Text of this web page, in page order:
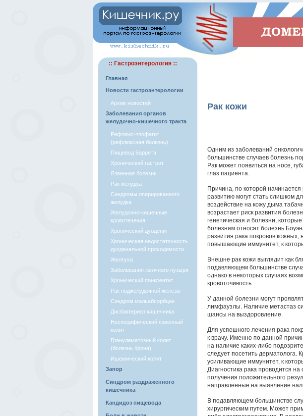
:: Гастроэнтерология ::
Главная
Новости гастроэнтерологии
Архив новостей
Заболевания органов
желудочно-кишечного тракта
Рефлюкс-эзофагит
(рефлюксная болезнь)
Пищевод Баррета
Хронический гастрит
Язвенная болезнь
Рак желудка
Синдромы оперированного
желудка
Желудочно-кишечные
кровотечения
Хронический дуоденит
Хроническая недостаточность
дуоденальной проходимости
Желтуха
Заболевания желчного пузыря
Хронический панкреатит
Рак поджелудочной железы
Синдром мальабсорбции
Дисбактериоз кишечника
Неспецифический язвенный
колит
Гранулематозный колит
(болезнь Крона)
Ишемический колит
Запор
Синдром раздраженного
кишечника
Кандидоз пищевода
Рак кожи
Одним из заболеваний
большинстве случаев болезнь
Рак может появиться на носе,
глаз пациента.
Причина, по которой
развитию могут стать слишком
воздействие на кожу дыма
возрастает риск развития
генетическая и болезни,
болезням относят болезнь
развития рака покровов
повышающие иммунитет, к
Внешне рак кожи выглядит как
подавляющем большинстве
однако в некоторых случаях
кровоточивость.
У данной болезни могут
лимфаузлы. Наличие метастаз
шансы на выздоровление.
Для успешного лечения рака
к врачу. Именно по данной
на наличие каких-либо
следует посетить дерматолога.
усиливающие иммунитет, к
Диагностика рака проводится на
получения положительного
направленные на выявление
В подавляющем большинстве
хирургическим путем. Может